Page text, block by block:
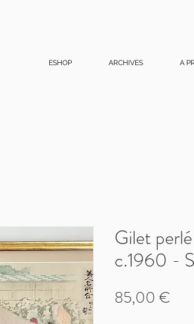
ESHOP ARCHIVES A
Gilet
c.1960 -
85,00 €